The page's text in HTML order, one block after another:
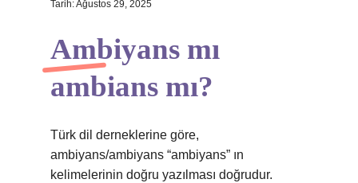
Tarih: Ağustos 29, 2025
Ambiyans mı
ambians mı?
Türk dil derneklerine göre,
ambiyans/ambiyans “ambiyans” ın
kelimelerinin doğru yazılması doğrudur.